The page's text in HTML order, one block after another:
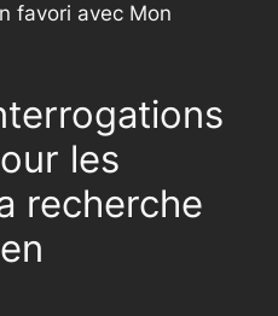
favori avec Mon
les
recherche